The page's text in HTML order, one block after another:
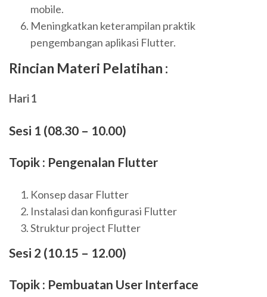
mobile.
Meningkatkan keterampilan praktik
pengembangan aplikasi Flutter.
Rincian Materi Pelatihan :
Hari 1
Sesi 1 (08.30 – 10.00)
Topik : Pengenalan Flutter
Konsep dasar Flutter
Instalasi dan konfigurasi Flutter
Struktur project Flutter
Sesi 2 (10.15 – 12.00)
Topik : Pembuatan User Interface